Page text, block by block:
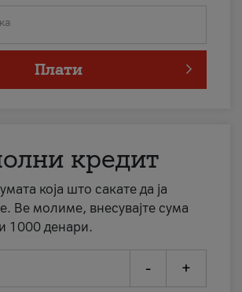
Плати
кредит
која што сакате да ја
Ве молиме, внесувајте сума
1000 денари.
- +